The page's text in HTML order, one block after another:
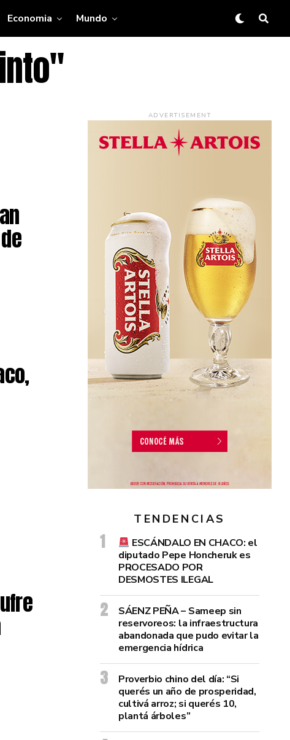
Economia Mundo
ADVERTISEMENT
TENDENCIAS
ESCÁNDALO EN CHACO: el
diputado Pepe Honcheruk es
PROCESADO POR
DESMOSTES ILEGAL
SÁENZ PEÑA – Sameep sin
reservoreos: la infraestructura
abandonada que pudo evitar la
emergencia hídrica
Proverbio chino del día: “Si
querés un año de prosperidad,
cultivá arroz; si querés 10,
plantá árboles”